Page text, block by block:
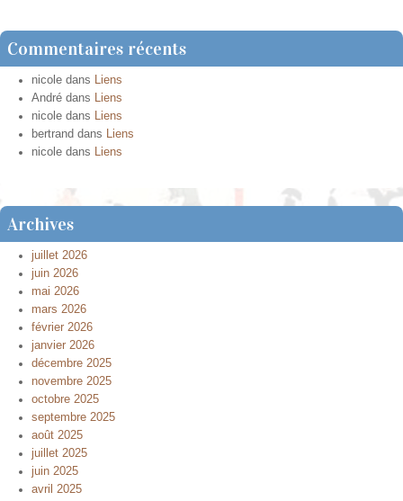
Commentaires récents
nicole dans
Liens
André dans
Liens
nicole dans
Liens
bertrand dans
Liens
nicole dans Liens
Archives
juillet 2026
juin 2026
mai 2026
mars 2026
février 2026
janvier 2026
décembre 2025
novembre 2025
octobre 2025
septembre 2025
août 2025
juillet 2025
juin 2025
avril 2025